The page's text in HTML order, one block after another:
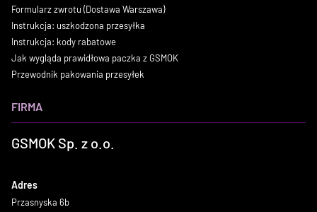
Formularz zwrotu (Dostawa Warszawa)
Instrukcja: uszkodzona przesyłka
Instrukcja: kody rabatowe
Jak wygląda prawidłowa paczka z GSMOK
Przewodnik pakowania przesyłek
FIRMA
GSMOK Sp. z o.o.
Adres
Przasnyska 6b